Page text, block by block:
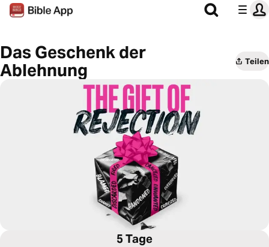
Das Geschenk der
Ablehnung
Teilen
5 Tage